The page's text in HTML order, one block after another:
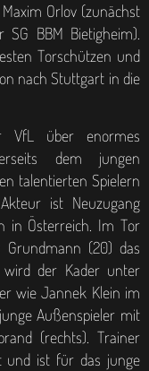
Orlov (zunächst
BBM Bietigheim).
Torschützen und
nach Stuttgart in die
VfL über enormes
dem jungen
talentierten Spielern
ist Neuzugang
in Österreich. Im Tor
(20) das
wird der Kader unter
wie Jannek Klein im
Außenspieler mit
(rechts). Trainer
und ist für das junge